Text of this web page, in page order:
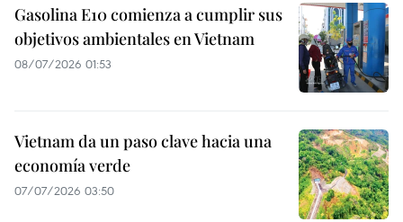
Gasolina E10 comienza a cumplir sus
objetivos ambientales en Vietnam
08/07/2026 01:53
Vietnam da un paso clave hacia una
economía verde
07/07/2026 03:50